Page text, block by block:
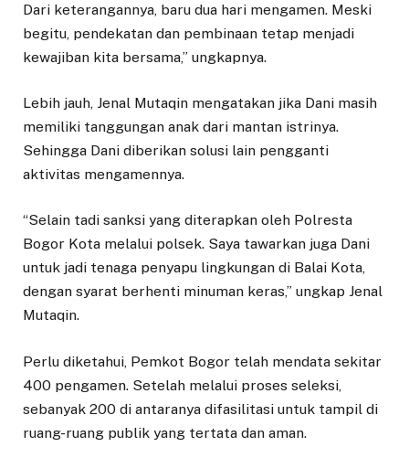
Dari keterangannya, baru dua hari mengamen. Meski
begitu, pendekatan dan pembinaan tetap menjadi
kewajiban kita bersama,” ungkapnya.
Lebih jauh, Jenal Mutaqin mengatakan jika Dani masih
memiliki tanggungan anak dari mantan istrinya.
Sehingga Dani diberikan solusi lain pengganti
aktivitas mengamennya.
“Selain tadi sanksi yang diterapkan oleh Polresta
Bogor Kota melalui polsek. Saya tawarkan juga Dani
untuk jadi tenaga penyapu lingkungan di Balai Kota,
dengan syarat berhenti minuman keras,” ungkap Jenal
Mutaqin.
Perlu diketahui, Pemkot Bogor telah mendata sekitar
400 pengamen. Setelah melalui proses seleksi,
sebanyak 200 di antaranya difasilitasi untuk tampil di
ruang-ruang publik yang tertata dan aman.